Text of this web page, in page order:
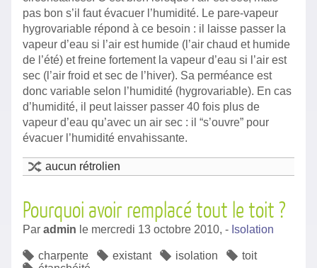
pas bon s’il faut évacuer l’humidité. Le pare-vapeur
hygrovariable répond à ce besoin : il laisse passer la
vapeur d’eau si l’air est humide (l’air chaud et humide
de l’été) et freine fortement la vapeur d’eau si l’air est
sec (l’air froid et sec de l’hiver). Sa perméance est
donc variable selon l’humidité (hygrovariable). En cas
d’humidité, il peut laisser passer 40 fois plus de
vapeur d’eau qu’avec un air sec : il “s’ouvre” pour
évacuer l’humidité envahissante.
aucun rétrolien
Pourquoi avoir remplacé tout le toit ?
Par admin le mercredi 13 octobre 2010, - Isolation
charpente existant isolation
toit